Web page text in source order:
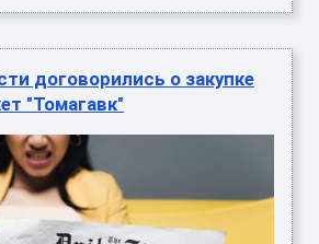
договорились о закупке
"Томагавк"